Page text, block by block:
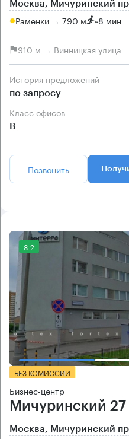
Москва, Мичуринский
Раменки → 790 м ~8 мин
910 м → Винницкая улица
История предложений
по запросу
Класс офисов
B
Позвонить
8.2
БЕЗ КОМИССИИ
Бизнес-центр
Мичуринский 27
Москва, Мичуринский